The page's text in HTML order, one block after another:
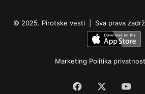
© 2025. Pirotske vesti | Sva prava
Marketing Politika
Facebook